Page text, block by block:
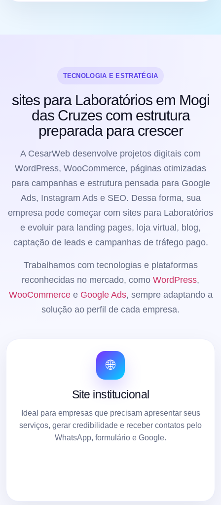
TECNOLOGIA E ESTRATÉGIA
sites para Laboratórios em Mogi
das Cruzes com estrutura
preparada para crescer
A CesarWeb desenvolve projetos digitais com
WordPress, WooCommerce, páginas otimizadas
para campanhas e estrutura pensada para Google
Ads, Instagram Ads e SEO. Dessa forma, sua
empresa pode começar com sites para Laboratórios
e evoluir para landing pages, loja virtual, blog,
captação de leads e campanhas de tráfego pago.
Trabalhamos com tecnologias e plataformas
reconhecidas no mercado, como WordPress,
WooCommercee Google Ads, sempre adaptando a
solução ao perfil de cada empresa.
🌐
Site institucional
Ideal para empresas que precisam apresentar seus
serviços, gerar credibilidade e receber contatos pelo
WhatsApp, formulário e Google.